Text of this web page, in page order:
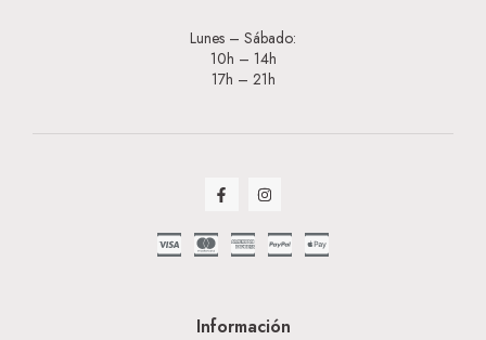
Lunes – Sábado:
10h – 14h
17h – 21h
Información